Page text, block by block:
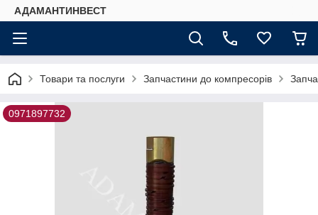
АДАМАНТИНВЕСТ
Товари та послуги Запчастини до компресорів
0971897732